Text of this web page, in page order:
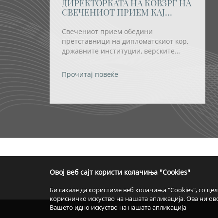
Овој веб сајт користи колачиња "Cookies"
Би сакале да користиме веб колачиња "Cookies", со
корисничко искуство на нашата апликација. Ова ни
Вашето идно искуство на нашата апликација
ДИРЕКТОРКАТА НА КОВЗРГ НА
СВЕЧЕНИОТ ПРИЕМ КАЈ
СИЉАНОВСКА-ДАВКОВА ПО
ПОВОД ОТВОРАЊЕТО НА
„ОХРИДСКО ЛЕТО“
Свечениот прием обедини
претставници на дипломатскиот кор,
државните институции, верските
и бројни домашни и странски
уметници.
Прочитај повеќе